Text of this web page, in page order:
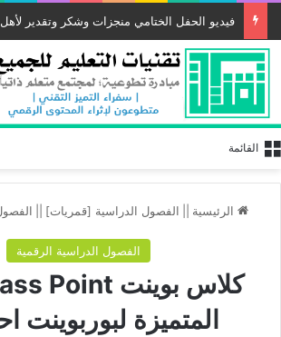
فيديو الحفل الختامي منجزات وشكر وتقدير لأهل
القائمة
الرئيسية الفصول الدراسية [قمريات]
الفصول الدراسية الرقمية
المتميزة لبوربوينت